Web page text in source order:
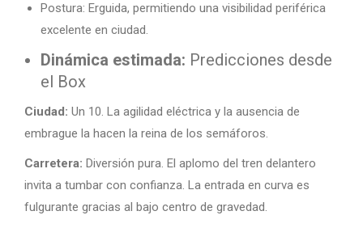
Postura: Erguida, permitiendo una visibilidad periférica
excelente en ciudad.
Dinámica estimada: Predicciones desde
el Box
Ciudad: Un 10. La agilidad eléctrica y la ausencia de
embrague la hacen la reina de los semáforos.
Carretera: Diversión pura. El aplomo del tren delantero
invita a tumbar con confianza. La entrada en curva es
fulgurante gracias al bajo centro de gravedad.